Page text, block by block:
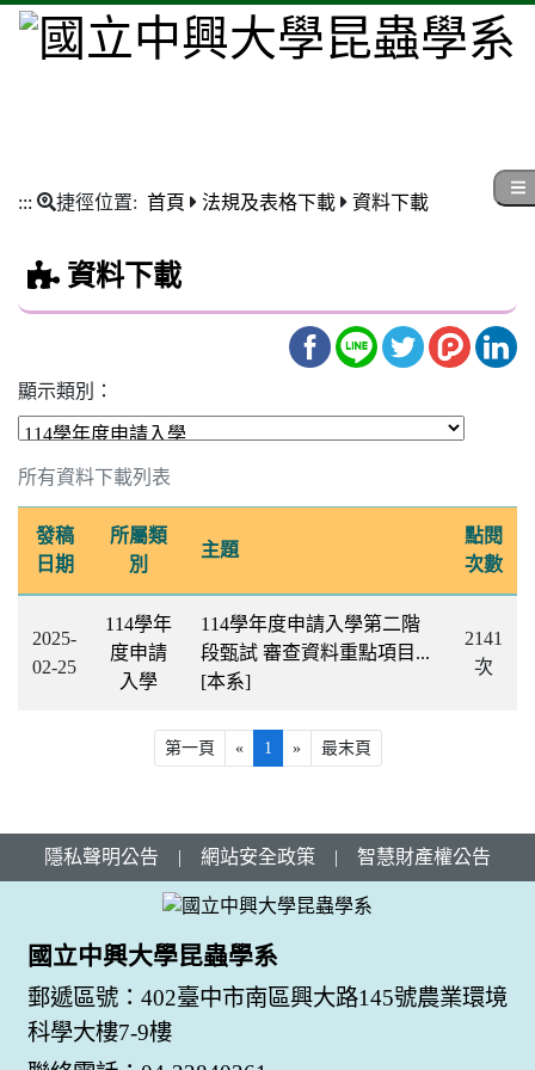
::: 捷徑位置: 首頁 法規及表格下載 資料下載
資料下載
顯示類別：
所有資料下載列表
發稿
日期
所屬類
別
主題
點閱
次數
2025-
02-25
114學年
度申請
入學
114學年度申請入學第二階
段甄試 審查資料重點項目...
[本系]
2141
次
第一頁 « 1 » 最末頁
隱私聲明公告 | 網站安全政策 | 智慧財產權公告
國立中興大學昆蟲學系
郵遞區號：402臺中市南區興大路145號農業環境
科學大樓7-9樓